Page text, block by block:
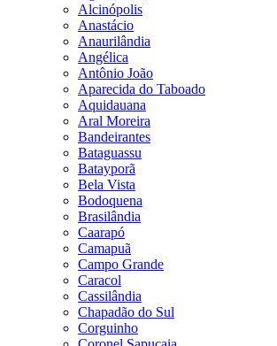
Alcinópolis
Anastácio
Anaurilândia
Angélica
Antônio João
Aparecida do Taboado
Aquidauana
Aral Moreira
Bandeirantes
Bataguassu
Batayporã
Bela Vista
Bodoquena
Brasilândia
Caarapó
Camapuã
Campo Grande
Caracol
Cassilândia
Chapadão do Sul
Corguinho